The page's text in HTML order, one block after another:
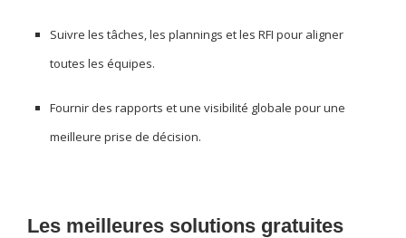
Suivre les tâches, les plannings et les RFI pour aligner
toutes les équipes.
Fournir des rapports et une visibilité globale pour une
meilleure prise de décision.
Les meilleures solutions gratuites